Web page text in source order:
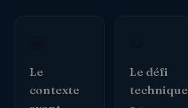
Le
contexte
Le défi
technique